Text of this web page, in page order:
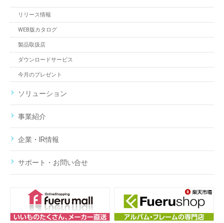
リリース情報
WEB版カタログ
製品取扱店
ダウンロードサービス
今月のプレゼント
ソリューション
事業紹介
企業・IR情報
サポート・お問い合せ